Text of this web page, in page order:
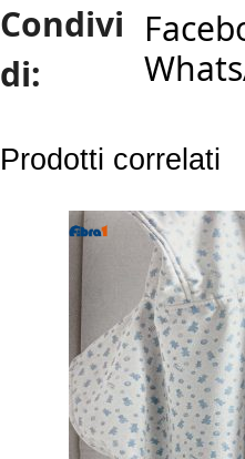
Condivi
di:
Prodotti correlati